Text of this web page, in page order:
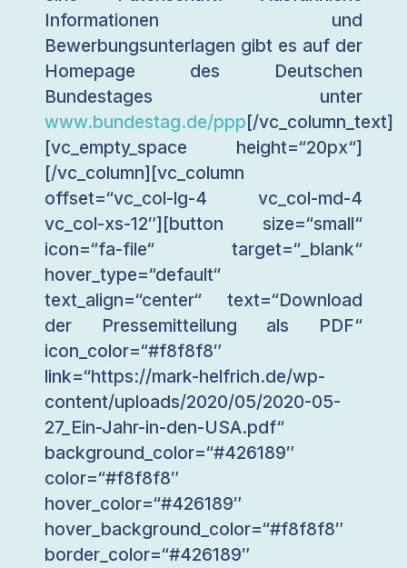
Informationen und
Bewerbungsunterlagen gibt es auf der
Homepage des Deutschen
Bundestages unter
www.bundestag.de/ppp[/vc_column_text]
[vc_empty_space height=“20px“]
[/vc_column][vc_column
offset=“vc_col-lg-4 vc_col-md-4
vc_col-xs-12″][button size=“small“
icon=“fa-file“ target=“_blank“
hover_type=“default“
text_align=“center“ text=“Download
der Pressemitteilung als PDF“
icon_color=“#f8f8f8″
link=“https://mark-helfrich.de/wp-
content/uploads/2020/05/2020-05-
27_Ein-Jahr-in-den-USA.pdf“
background_color=“#426189″
color=“#f8f8f8″
hover_color=“#426189″
hover_background_color=“#f8f8f8″
border_color=“#426189″